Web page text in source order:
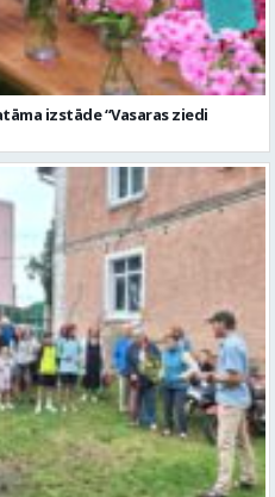
ar Krāču kakta svētkiem